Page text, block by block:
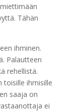
Tähän
ihminen.
Palautteen
rehellistä.
toisille ihmisille
saaja on
ei